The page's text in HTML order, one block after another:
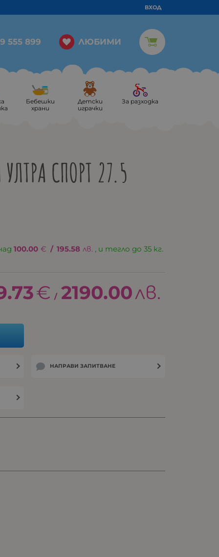
ВХОД
555 899 ЛЮБИМИ
Бебешки
храни
Детски
играчки
За разходка
СПОРТ 27.5
100.00 € / 195.58 лв. , и тегло до 35 кг.
€ / 2190.00лв.
НАПРАВИ ЗАПИТВАНЕ